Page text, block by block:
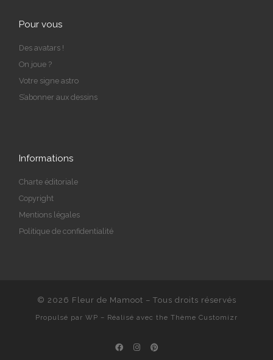
Pour vous
Des avatars !
On joue ?
Votre signe astro
S’abonner aux dessins
Informations
Charte éditoriale
Copyright
Mentions légales
Politique de confidentialité
© 2026 Fleur de Mamoot – Tous droits réservés
Propulsé par WP – Réalisé avec the Thème Customizr